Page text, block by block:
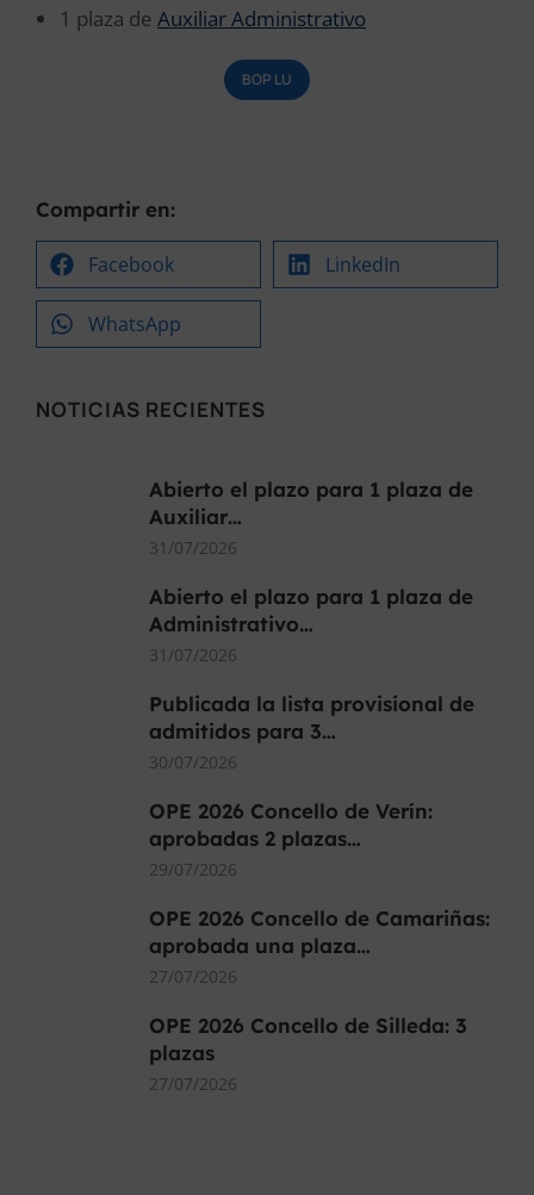
1 plaza de Auxiliar Administrativo
BOP LU
Compartir en:
Facebook LinkedIn
WhatsApp
NOTICIAS RECIENTES
Abierto el plazo para 1 plaza de
Auxiliar…
31/07/2026
Abierto el plazo para 1 plaza de
Administrativo…
31/07/2026
Publicada la lista provisional de
admitidos para 3…
30/07/2026
OPE 2026 Concello de Verín:
aprobadas 2 plazas…
29/07/2026
OPE 2026 Concello de Camariñas:
aprobada una plaza…
27/07/2026
OPE 2026 Concello de Silleda: 3
plazas
27/07/2026